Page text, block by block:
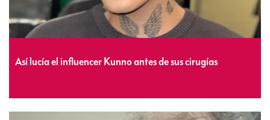
Así lucía el influencer Kunno antes de sus cirugías